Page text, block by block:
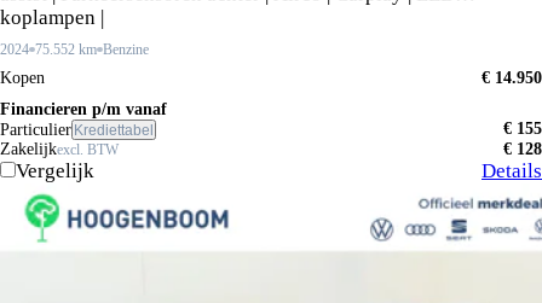
koplampen |
2024 75.552 km Benzine
Kopen
€ 14.950
Financieren p/m vanaf
Particulier Krediettabel
€ 155
Zakelijkexcl. BTW € 128
Vergelijk Details